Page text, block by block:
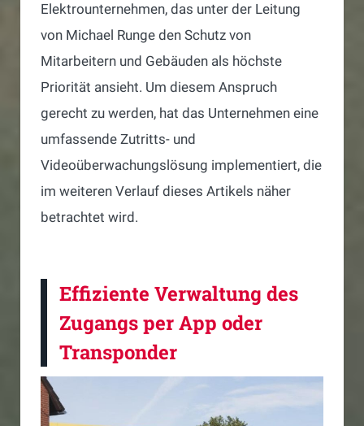
Elektrounternehmen, das unter der Leitung
von Michael Runge den Schutz von
Mitarbeitern und Gebäuden als höchste
Priorität ansieht. Um diesem Anspruch
gerecht zu werden, hat das Unternehmen eine
umfassende Zutritts- und
Videoüberwachungslösung implementiert, die
im weiteren Verlauf dieses Artikels näher
betrachtet wird.
Effiziente Verwaltung des
Zugangs per App oder
Transponder